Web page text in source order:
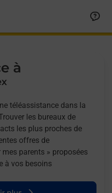
à
téléassistance dans la
les bureaux de
les plus proches de
offres de
parents » proposées
à vos besoins